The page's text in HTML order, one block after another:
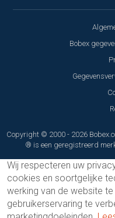
Bobex
Copyright © 2000 - 2026
® is een geregistreerd
Wij respecteren uw
cookies en soortgelijke
werking van de website
gebruikerservaring te